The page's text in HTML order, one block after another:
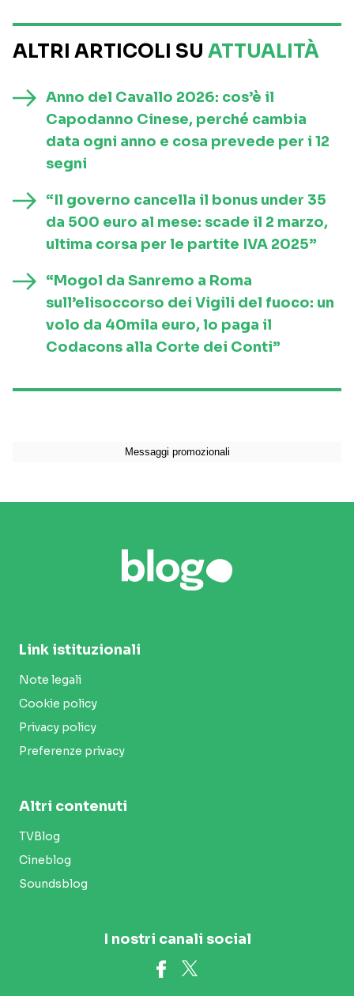
ALTRI ARTICOLI SU ATTUALITÀ
Anno del Cavallo 2026: cos’è il
Capodanno Cinese, perché cambia
data ogni anno e cosa prevede per i 12
segni
“Il governo cancella il bonus under 35
da 500 euro al mese: scade il 2 marzo,
ultima corsa per le partite IVA 2025”
“Mogol da Sanremo a Roma
sull’elisoccorso dei Vigili del fuoco: un
volo da 40mila euro, lo paga il
Codacons alla Corte dei Conti”
Link istituzionali
Note legali
Cookie policy
Privacy policy
Preferenze privacy
Altri contenuti
TVBlog
Cineblog
Soundsblog
I nostri canali social